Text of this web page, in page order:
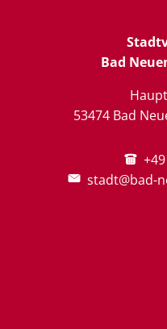
Bad
53474 Bad
stadt@bad-